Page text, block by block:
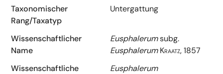
Taxonomischer
Rang/Taxatyp
Untergattung
Wissenschaftlicher
Name
Eusphalerumsubg.
Eusphalerum Kraatz, 1857
Wissenschaftliche
Eusphalerum